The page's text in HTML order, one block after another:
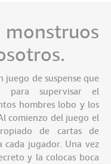
juego de suspense que
para supervisar el
hombres lobo y los
comienzo del juego el
de cartas de
cada jugador. Una vez
y la colocas boca